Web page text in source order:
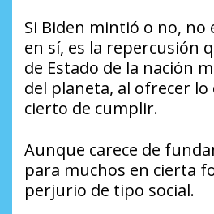
Si Biden mintió o no, no
en sí, es la repercusión
de Estado de la nación
del planeta, al ofrecer
cierto de cumplir.
Aunque carece de
para muchos en cierta
perjurio de tipo social.